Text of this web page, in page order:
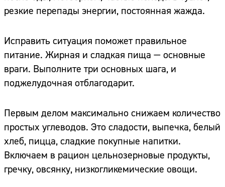
резкие перепады энергии, постоянная жажда.
Исправить ситуация поможет правильное
питание. Жирная и сладкая пища — основные
враги. Выполните три основных шага, и
поджелудочная отблагодарит.
Первым делом максимально снижаем количество
простых углеводов. Это сладости, выпечка, белый
хлеб, пицца, сладкие покупные напитки.
Включаем в рацион цельнозерновые продукты,
гречку, овсянку, низкогликемические овощи.